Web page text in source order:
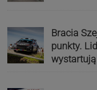
Bracia
punkty.